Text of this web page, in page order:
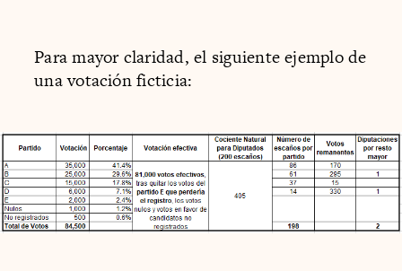
Para mayor claridad, el siguiente ejemplo de
una votación ficticia: